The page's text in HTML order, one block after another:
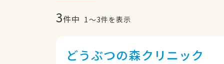
3件中 1〜3件を表示
どうぶつの森クリニック